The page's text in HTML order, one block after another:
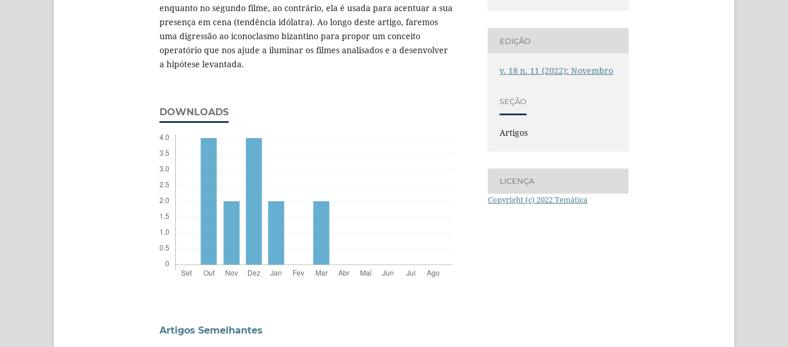
enquanto no segundo filme, ao contrário, ela é usada para acentuar a sua
presença em cena (tendência idólatra). Ao longo deste artigo, faremos
uma digressão ao iconoclasmo bizantino para propor um conceito
operatório que nos ajude a iluminar os filmes analisados e a desenvolver
a hipótese levantada.
DOWNLOADS
EDIÇÃO
v. 18 n. 11 (2022): Novembro
SEÇÃO
Artigos
LICENÇA
Copyright (c) 2022 Temática
Artigos Semelhantes